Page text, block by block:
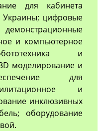
для кабинета
Украины; цифровые
и компьютерное
и
моделирование и
для
и
инклюзивных
оборудование